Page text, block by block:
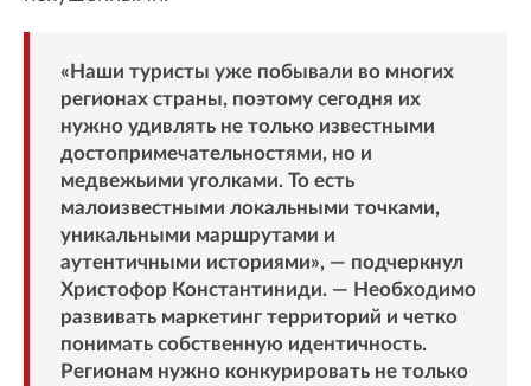
«Наши туристы уже побывали во многих
регионах страны, поэтому сегодня их
нужно удивлять не только известными
достопримечательностями, но и
медвежьими уголками. То есть
малоизвестными локальными точками,
уникальными маршрутами и
аутентичными историями», — подчеркнул
Христофор Константиниди. — Необходимо
развивать маркетинг территорий и четко
понимать собственную идентичность.
Регионам нужно конкурировать не только